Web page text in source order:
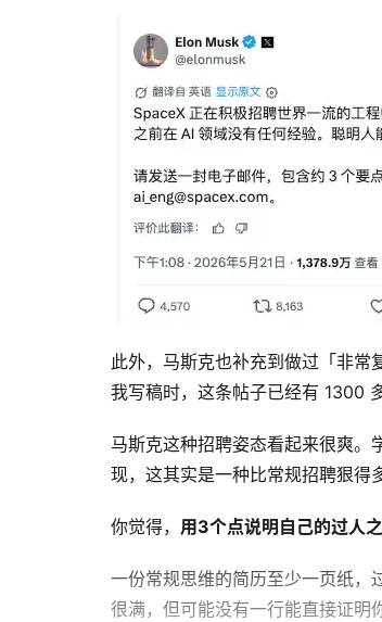
此外，马斯克也补充到做过「非常
我写稿时，这条帖子已经有 1300
马斯克这种招聘姿态看起来很爽。
现，这其实是一种比常规招聘狠得
你觉得， 用3个点说明自己的过人
一份常规思维的简历至少一页纸，
很满，但可能没有一行能直接证明